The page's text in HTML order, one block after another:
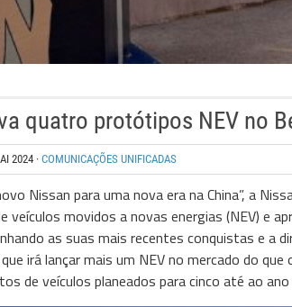
quatro protótipos NEV no
2024 · COMUNICAÇÕES UNIFICADAS
Nissan para uma nova era na China”, a
veículos movidos a novas energias (NEV) e
as suas mais recentes conquistas e a
irá lançar mais um NEV no mercado do
de veículos planeados para cinco até ao